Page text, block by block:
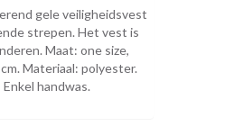
gele veiligheidsvest
strepen. Het vest is
Maat: one size,
Materiaal: polyester.
handwas.